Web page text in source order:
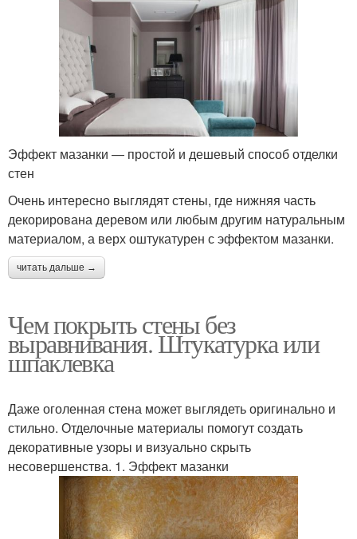
Эффект мазанки — простой и дешевый способ отделки
стен
Очень интересно выглядят стены, где нижняя часть
декорирована деревом или любым другим натуральным
материалом, а верх оштукатурен с эффектом мазанки.
читать дальше →
Чем покрыть стены без
выравнивания. Штукатурка или
шпаклевка
Даже оголенная стена может выглядеть оригинально и
стильно. Отделочные материалы помогут создать
декоративные узоры и визуально скрыть
несовершенства. 1. Эффект мазанки